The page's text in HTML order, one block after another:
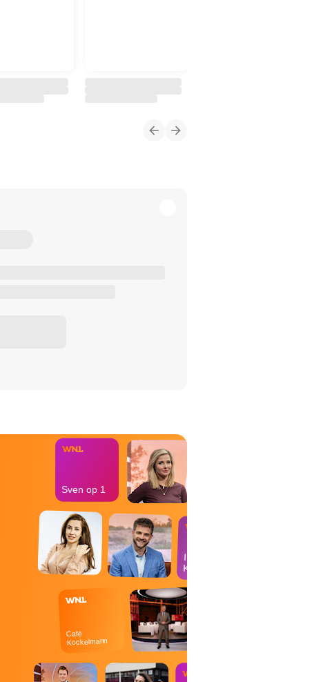
Café
Kockelmann
In de
Kantine
Sven op 1